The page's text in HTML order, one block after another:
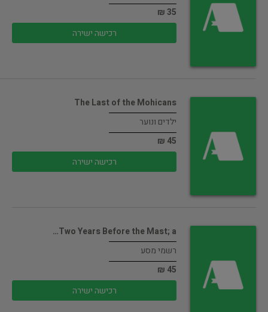
35 ₪
רכישה ישירה
The Last of the Mohicans
ילדים ונוער
45 ₪
רכישה ישירה
Two Years Before the Mast; a…
רשמי מסע
45 ₪
רכישה ישירה